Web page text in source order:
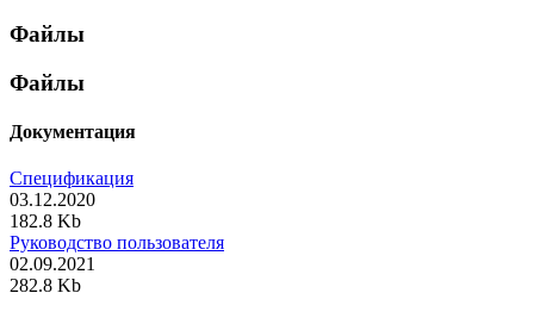
Файлы
Файлы
Документация
Спецификация
03.12.2020
182.8 Kb
Руководство пользователя
02.09.2021
282.8 Kb